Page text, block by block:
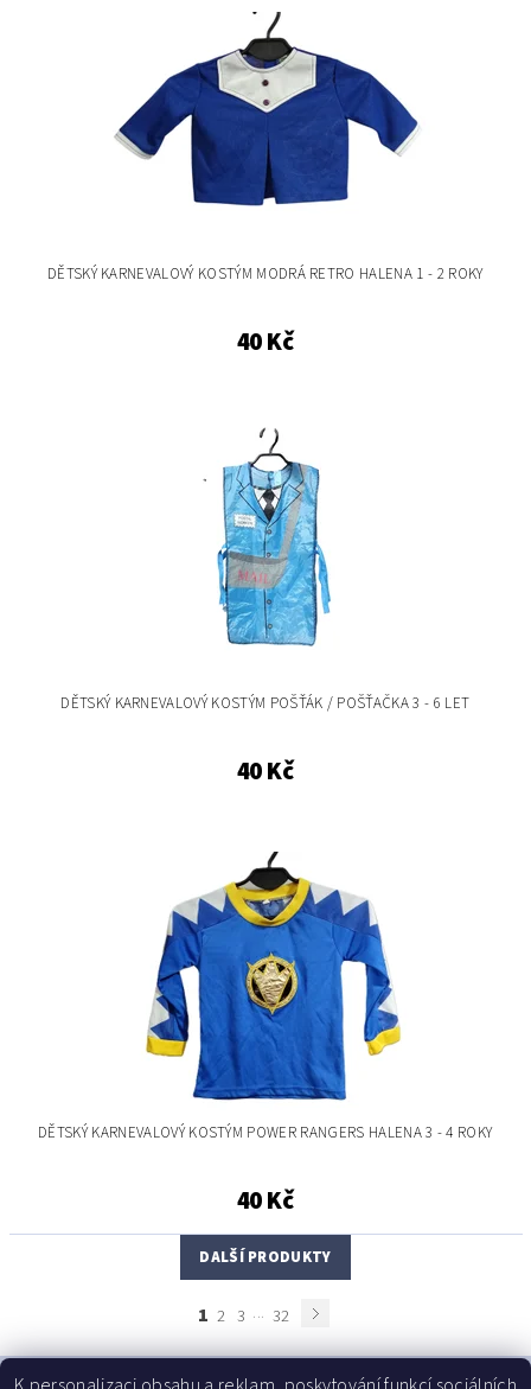
DĚTSKÝ KARNEVALOVÝ KOSTÝM MODRÁ RETRO HALENA 1 - 2 ROKY
40 Kč
DĚTSKÝ KARNEVALOVÝ KOSTÝM POŠŤÁK / POŠŤAČKA 3 - 6 LET
40 Kč
DĚTSKÝ KARNEVALOVÝ KOSTÝM POWER RANGERS HALENA 3 - 4 ROKY
40 Kč
DALŠÍ PRODUKTY
1 2 3 ... 32